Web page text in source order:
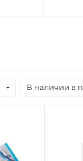
В наличии в